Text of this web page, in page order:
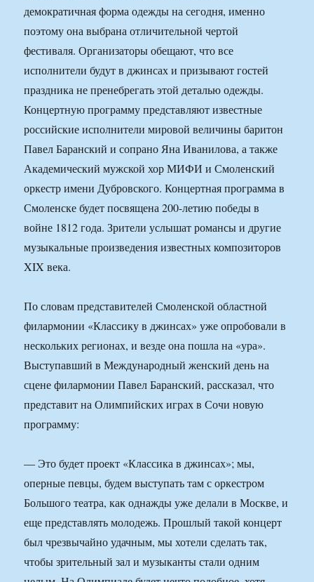
демократичная форма одежды на сегодня, именно
поэтому она выбрана отличительной чертой
фестиваля. Организаторы обещают, что все
исполнители будут в джинсах и призывают гостей
праздника не пренебрегать этой деталью одежды.
Концертную программу представляют известные
российские исполнители мировой величины баритон
Павел Баранский и сопрано Яна Иванилова, а также
Академический мужской хор МИФИ и Смоленский
оркестр имени Дубровского. Концертная программа в
Смоленске будет посвящена 200-летию победы в
войне 1812 года. Зрители услышат романсы и другие
музыкальные произведения известных композиторов
XIX века.
По словам представителей Смоленской областной
филармонии «Классику в джинсах» уже опробовали в
нескольких регионах, и везде она пошла на «ура».
Выступавший в Международный женский день на
сцене филармонии Павел Баранский, рассказал, что
представит на Олимпийских играх в Сочи новую
программу:
— Это будет проект «Классика в джинсах»; мы,
оперные певцы, будем выступать там с оркестром
Большого театра, как однажды уже делали в Москве, и
еще представлять молодежь. Прошлый такой концерт
был чрезвычайно удачным, мы хотели сделать так,
чтобы зрительный зал и музыканты стали одним